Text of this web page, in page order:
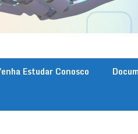
Estudar Conosco